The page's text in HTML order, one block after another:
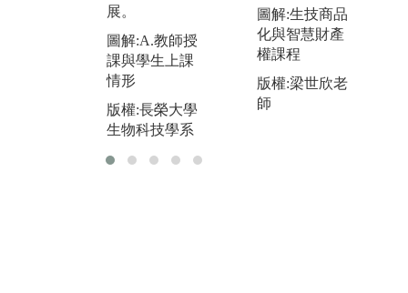
展。
圖解:A.教師授
課與學生上課
情形
版權:長榮大學
生物科技學系
圖解:生技商品
化與智慧財產
權課程
版權:梁世欣老
師